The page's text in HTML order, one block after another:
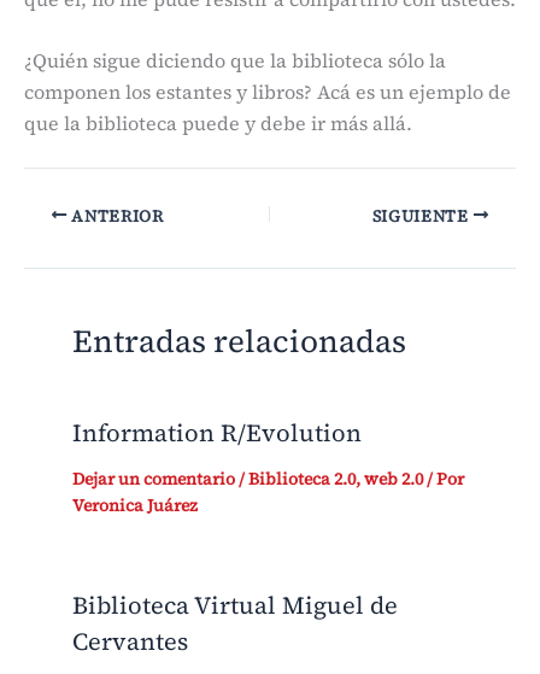
¿Quién sigue diciendo que la biblioteca sólo la
componen los estantes y libros? Acá es un ejemplo de
que la biblioteca puede y debe ir más allá.
ANTERIOR SIGUIENTE
Entradas relacionadas
Information R/Evolution
Dejar un comentario/Biblioteca 2.0,web 2.0/ Por
Veronica Juárez
Biblioteca Virtual Miguel de
Cervantes